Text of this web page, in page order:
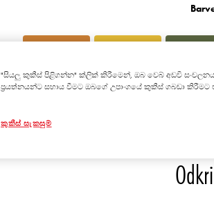
"සියලු කුකීස් පිළිගන්න" ක්ලික් කිරීමෙන්, ඔබ වෙබ් අඩවි
ප්‍රයත්නයන්ට සහාය වීමට ඔබගේ උපාංගයේ කුකීස් ගබඩා කිරීමට
කුකීස් සැකසුම්